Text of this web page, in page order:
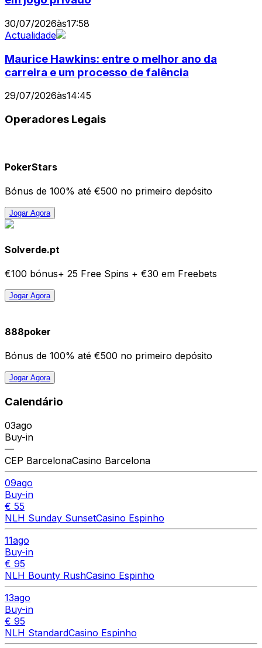
30/07/2026às17:58
Actualidade
Maurice Hawkins: entre o melhor ano da
carreira e um processo de falência
29/07/2026às14:45
Operadores Legais
PokerStars
Bónus de 100% até €500 no primeiro depósito
Jogar Agora
Solverde.pt
€100 bónus+ 25 Free Spins + €30 em Freebets
Jogar Agora
888poker
Bónus de 100% até €500 no primeiro depósito
Jogar Agora
Calendário
03ago
Buy-in
—
CEP BarcelonaCasino Barcelona
09ago
Buy-in
€ 55
NLH Sunday SunsetCasino Espinho
11ago
Buy-in
€ 95
NLH Bounty RushCasino Espinho
13ago
Buy-in
€ 95
NLH StandardCasino Espinho